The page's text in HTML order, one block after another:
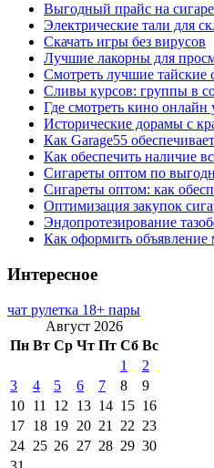
Выгодный прайс на
Электрические тали для
Скачать игры без вирусов
Лучшие лакорны для
Смотреть лучшие тайские
Сливы курсов: группы в
Где смотреть кино онлайн
Исторические дорамы с
Как Garage55
Как обеспечить наличие
Сигареты оптом по
Сигареты оптом: как
Оптимизация закупок
Эндопротезирование
Как оформить объявление
Интересное
чат рулетка 18+ пары
Август 2026
Пн Вт Ср Чт Пт Сб Вс
1
2
3
4 5 6 7 8
9
10 11 12 13 14 15 16
17 18 19 20 21 22 23
24 25 26 27 28 29 30